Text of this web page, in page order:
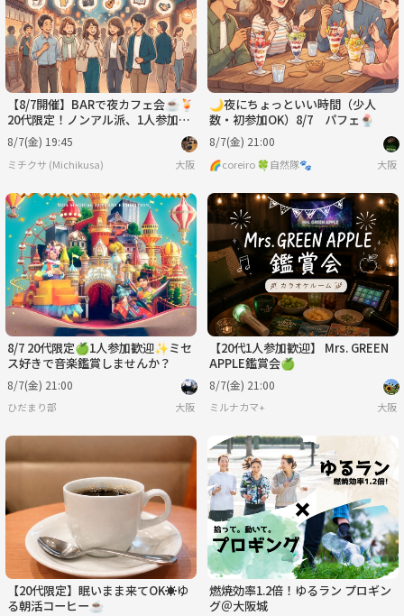
【8/7開催】BARで夜カフェ会☕️🍹
20代限定！ノンアル派、1人参加も
大歓迎！
8/7(金) 19:45
ミチクサ (Michikusa) 大阪
🌙夜にちょっといい時間（少人
数・初参加OK）8/7 パフェ🍨
8/7(金) 21:00
🌈coreiro 🍀自然隊🐾 大阪
8/7 20代限定🍏1人参加歓迎✨ミセ
ス好きで音楽鑑賞しませんか？
8/7(金) 21:00
ひだまり部 大阪
【20代1人参加歓迎】 Mrs. GREEN
APPLE鑑賞会🍏
8/7(金) 21:00
ミルナカマ+ 大阪
【20代限定】眠いまま来てOK☀️ゆ
る朝活コーヒー☕️
燃焼効率1.2倍！ゆるラン プロギン
グ＠大阪城